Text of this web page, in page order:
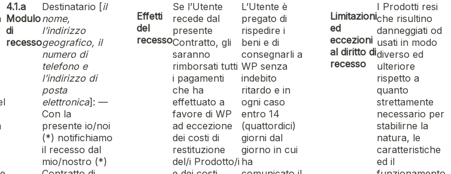
4.1.a
Modulo
di
recesso
Destinatario [il
nome,
l’indirizzo
geografico, il
numero di
telefono e
l’indirizzo di
posta
elettronica]: —
Con la
presente io/noi
(*) notifichiamo
il recesso dal
mio/nostro (*)
Effetti
del
recesso
Se l’Utente
recede dal
presente
Contratto, gli
saranno
rimborsati tutti
i pagamenti
che ha
effettuato a
favore di WP
ad eccezione
dei costi di
restituzione
del/i Prodotto/i
L’Utente è
pregato di
rispedire i
beni e di
consegnarli a
WP senza
indebito
ritardo e in
ogni caso
entro 14
(quattordici)
giorni dal
giorno in cui
ha
Limitazioni
ed
eccezioni
al diritto di
recesso
I Prodotti resi
che risultino
danneggiati od
usati in modo
diverso ed
ulteriore
rispetto a
quanto
strettamente
necessario per
stabilirne la
natura, le
caratteristiche
ed il